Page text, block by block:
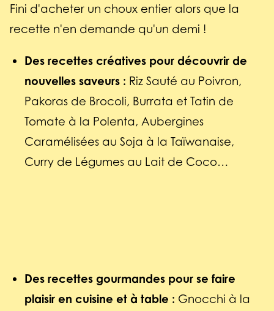
Fini d'acheter un choux entier alors que la
recette n'en demande qu'un demi !
Des recettes créatives pour découvrir de
nouvelles saveurs : Riz Sauté au Poivron,
Pakoras de Brocoli, Burrata et Tatin de
Tomate à la Polenta, Aubergines
Caramélisées au Soja à la Taïwanaise,
Curry de Légumes au Lait de Coco…
Des recettes gourmandes pour se faire
plaisir en cuisine et à table : Gnocchi à la